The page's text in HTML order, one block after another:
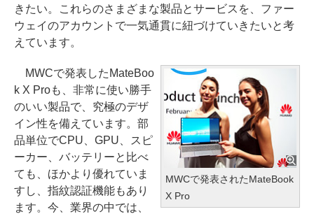
きたい。これらのさまざまな製品とサービスを、ファー
ウェイのアカウントで一気通貫に紐づけていきたいと考
えています。
MWCで発表されたMateBook
X Pro
MWCで発表したMateBoo
k X Proも、非常に使い勝手
のいい製品で、究極のデザ
イン性を備えています。部
品単位でCPU、GPU、スピ
ーカー、バッテリーと比べ
ても、ほかより優れていま
すし、指紋認証機能もあり
ます。今、業界の中では、